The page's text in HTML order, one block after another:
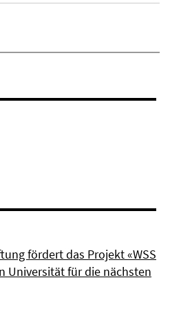
fördert das Projekt «WSS
Universität für die nächsten